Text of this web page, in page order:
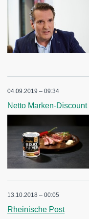
04.09.2019 – 09:34
Netto Marken-
13.10.2018 – 00:05
Rheinische Post